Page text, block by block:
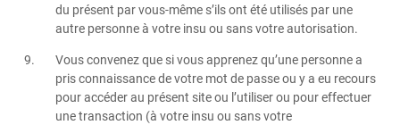
du présent par vous-même s’ils ont été utilisés par une
autre personne à votre insu ou sans votre autorisation.
Vous convenez que si vous apprenez qu’une personne a
pris connaissance de votre mot de passe ou y a eu recours
pour accéder au présent site ou l’utiliser ou pour effectuer
une transaction (à votre insu ou sans votre